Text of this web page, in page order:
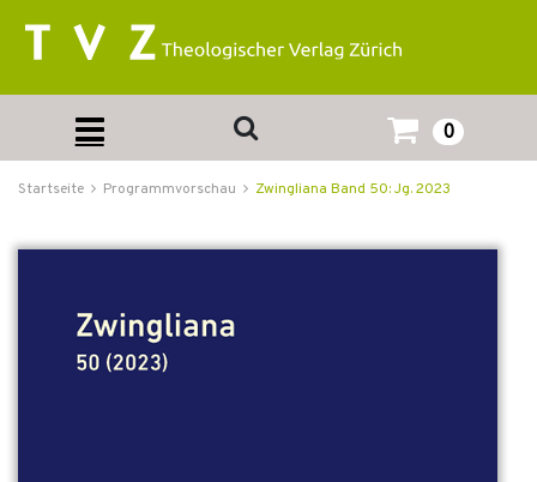
0
Startseite Programmvorschau Zwingliana Band 50: Jg. 2023